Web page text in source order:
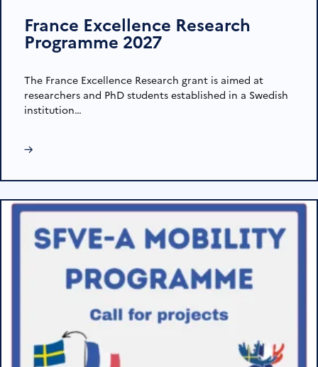
France Excellence Research
Programme 2027
The France Excellence Research grant is aimed at
researchers and PhD students established in a Swedish
institution…
→